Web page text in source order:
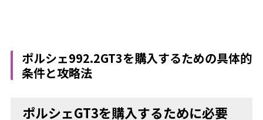
ポルシェ992.2GT3を購入するための具体的
条件と攻略法
ポルシェGT3を購入するために必要